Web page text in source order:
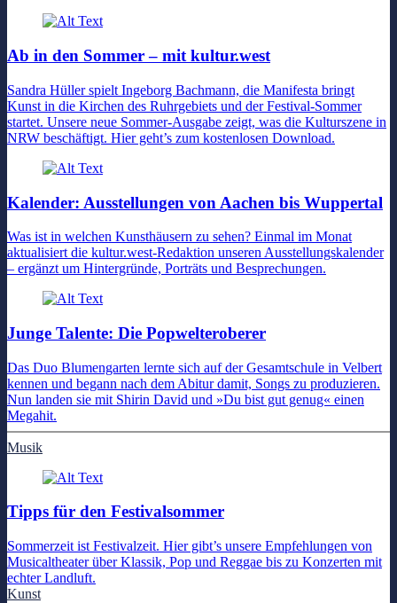
Ab in den Sommer – mit kultur.west
Sandra Hüller spielt Ingeborg Bachmann, die Manifesta bringt
Kunst in die Kirchen des Ruhrgebiets und der Festival-Sommer
startet. Unsere neue Sommer-Ausgabe zeigt, was die Kulturszene in
NRW beschäftigt. Hier geht’s zum kostenlosen Download.
Kalender: Ausstellungen von Aachen bis Wuppertal
Was ist in welchen Kunsthäusern zu sehen? Einmal im Monat
aktualisiert die kultur.west-Redaktion unseren Ausstellungskalender
– ergänzt um Hintergründe, Porträts und Besprechungen.
Junge Talente: Die Popwelteroberer
Das Duo Blumengarten lernte sich auf der Gesamtschule in Velbert
kennen und begann nach dem Abitur damit, Songs zu produzieren.
Nun landen sie mit Shirin David und »Du bist gut genug« einen
Megahit.
Musik
Tipps für den Festivalsommer
Sommerzeit ist Festivalzeit. Hier gibt’s unsere Empfehlungen von
Musicaltheater über Klassik, Pop und Reggae bis zu Konzerten mit
echter Landluft.
Kunst